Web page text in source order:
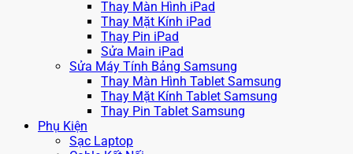
Thay Màn Hình iPad
Thay Mặt Kính iPad
Thay Pin iPad
Sửa Main iPad
Sửa Máy Tính Bảng Samsung
Thay Màn Hình Tablet Samsung
Thay Mặt Kính Tablet Samsung
Thay Pin Tablet Samsung
Phụ Kiện
Sạc Laptop